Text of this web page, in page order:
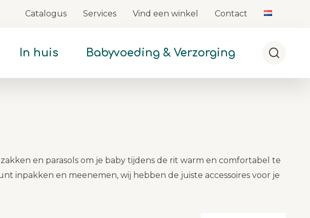
Catalogus Services Vind een winkel
Contact
Content
In huis Babyvoeding & Verzorging Zoeken
en parasols om je baby tijdens de rit warm en comfortabel te
inpakken en meenemen, wij hebben de juiste accessoires voor je